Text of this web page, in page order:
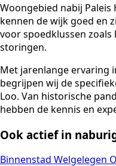
Woongebied nabij
kennen de wijk goed en
voor spoedklussen zoals
storingen.
Met jarenlange ervaring
begrijpen wij de
Loo. Van historische
hebben de kennis en
Ook actief in
Binnenstad Welgelegen